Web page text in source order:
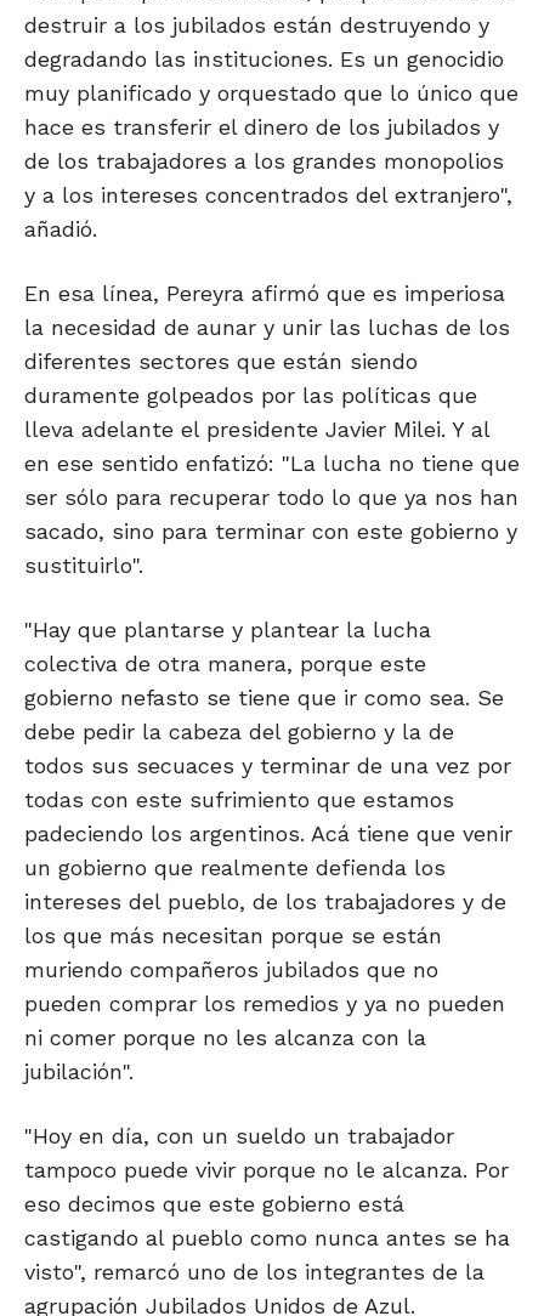
destruir a los jubilados están destruyendo y
degradando las instituciones. Es un genocidio
muy planificado y orquestado que lo único que
hace es transferir el dinero de los jubilados y
de los trabajadores a los grandes monopolios
y a los intereses concentrados del extranjero",
añadió.
En esa línea, Pereyra afirmó que es imperiosa
la necesidad de aunar y unir las luchas de los
diferentes sectores que están siendo
duramente golpeados por las políticas que
lleva adelante el presidente Javier Milei. Y al
en ese sentido enfatizó: "La lucha no tiene que
ser sólo para recuperar todo lo que ya nos han
sacado, sino para terminar con este gobierno y
sustituirlo".
"Hay que plantarse y plantear la lucha
colectiva de otra manera, porque este
gobierno nefasto se tiene que ir como sea. Se
debe pedir la cabeza del gobierno y la de
todos sus secuaces y terminar de una vez por
todas con este sufrimiento que estamos
padeciendo los argentinos. Acá tiene que venir
un gobierno que realmente defienda los
intereses del pueblo, de los trabajadores y de
los que más necesitan porque se están
muriendo compañeros jubilados que no
pueden comprar los remedios y ya no pueden
ni comer porque no les alcanza con la
jubilación".
"Hoy en día, con un sueldo un trabajador
tampoco puede vivir porque no le alcanza. Por
eso decimos que este gobierno está
castigando al pueblo como nunca antes se ha
visto", remarcó uno de los integrantes de la
agrupación Jubilados Unidos de Azul.